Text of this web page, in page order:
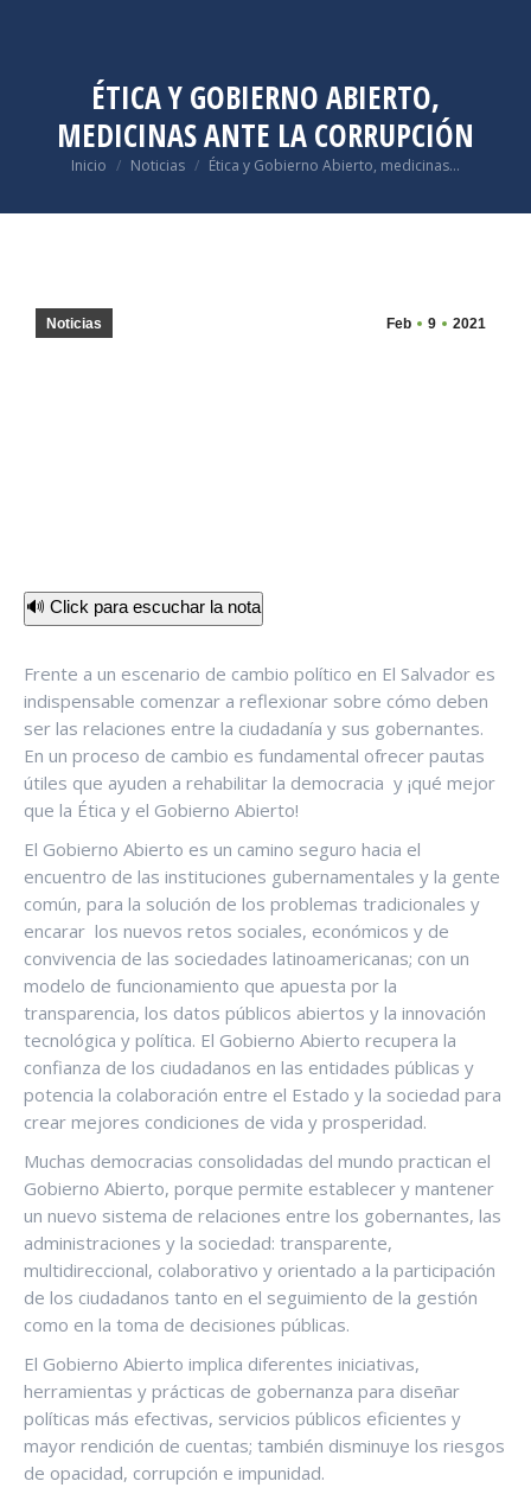
ÉTICA Y GOBIERNO ABIERTO,
MEDICINAS ANTE LA CORRUPCIÓN
Estás aquí:
Inicio Noticias Ética y Gobierno Abierto, medicinas…
Feb 9 2021
Noticias
🔊 Click para escuchar la nota
Frente a un escenario de cambio político en El Salvador es
indispensable comenzar a reflexionar sobre cómo deben
ser las relaciones entre la ciudadanía y sus gobernantes.
En un proceso de cambio es fundamental ofrecer pautas
útiles que ayuden a rehabilitar la democracia y ¡qué mejor
que la Ética y el Gobierno Abierto!
El Gobierno Abierto es un camino seguro hacia el
encuentro de las instituciones gubernamentales y la gente
común, para la solución de los problemas tradicionales y
encarar los nuevos retos sociales, económicos y de
convivencia de las sociedades latinoamericanas; con un
modelo de funcionamiento que apuesta por la
transparencia, los datos públicos abiertos y la innovación
tecnológica y política. El Gobierno Abierto recupera la
confianza de los ciudadanos en las entidades públicas y
potencia la colaboración entre el Estado y la sociedad para
crear mejores condiciones de vida y prosperidad.
Muchas democracias consolidadas del mundo practican el
Gobierno Abierto, porque permite establecer y mantener
un nuevo sistema de relaciones entre los gobernantes, las
administraciones y la sociedad: transparente,
multidireccional, colaborativo y orientado a la participación
de los ciudadanos tanto en el seguimiento de la gestión
como en la toma de decisiones públicas.
El Gobierno Abierto implica diferentes iniciativas,
herramientas y prácticas de gobernanza para diseñar
políticas más efectivas, servicios públicos eficientes y
mayor rendición de cuentas; también disminuye los riesgos
de opacidad, corrupción e impunidad.